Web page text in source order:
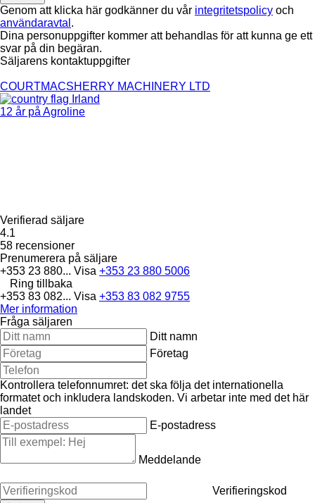
Genom att klicka här godkänner du vår integritetspolicy och
användaravtal .
Dina personuppgifter kommer att behandlas för att kunna ge ett
svar på din begäran.
Säljarens kontaktuppgifter
COURTMACSHERRY MACHINERY LTD
Irland
12 år på Agroline
Verifierad säljare
4.1
58 recensioner
Prenumerera på säljare
+353 23 880... Visa +353 23 880 5006
Ring tillbaka
+353 83 082... Visa +353 83 082 9755
Mer information
Fråga säljaren
Ditt namn
Företag
Kontrollera telefonnumret: det ska följa det internationella
formatet och inkludera landskoden. Vi arbetar inte med det här
landet
E-postadress
Meddelande
Verifieringskod